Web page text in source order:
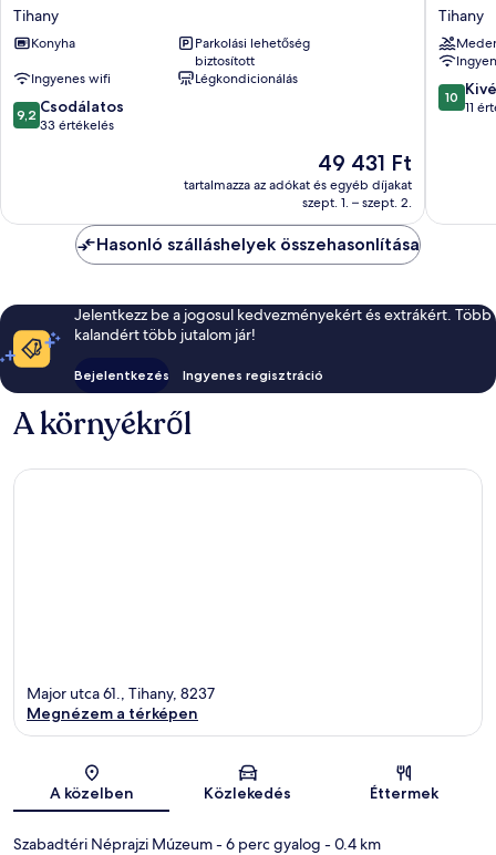
Aparthotel
Tihany
Tihany
Konyha
Parkolási lehetőség
biztosított
Ingyenes wifi
Légkondicionálás
9.2
ennyiből:
9,2 Csodálatos
33 értékelés
Az
ár
49 431 Ft
49 431 Ft
tartalmazza az adókat és egyéb díjakat
szept. 1. – szept. 2.
Tihany
Tihany
10.0
10
11
Hasonló szálláshelyek összehasonlítása
Jelentkezz be a jogosul kedvezményekért és extrákért. Több
kalandért több jutalom jár!
Bejelentkezés Ingyenes regisztráció
A környékről
Térkép
Major utca 61., Tihany, 8237
Megnézem a térképen
A közelben Közlekedés Éttermek
Szabadtéri Néprajzi Múzeum- 6 perc gyalog - 0.4 km